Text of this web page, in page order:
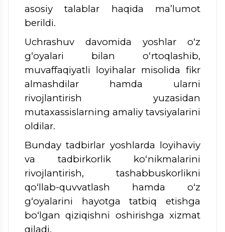
asosiy talablar haqida ma’lumot
berildi.
Uchrashuv davomida yoshlar o‘z
g‘oyalari bilan o‘rtoqlashib,
muvaffaqiyatli loyihalar misolida fikr
almashdilar hamda ularni
rivojlantirish yuzasidan
mutaxassislarning amaliy tavsiyalarini
oldilar.
Bunday tadbirlar yoshlarda loyihaviy
va tadbirkorlik ko‘nikmalarini
rivojlantirish, tashabbuskorlikni
qo‘llab-quvvatlash hamda o‘z
g‘oyalarini hayotga tatbiq etishga
bo‘lgan qiziqishni oshirishga xizmat
qiladi.